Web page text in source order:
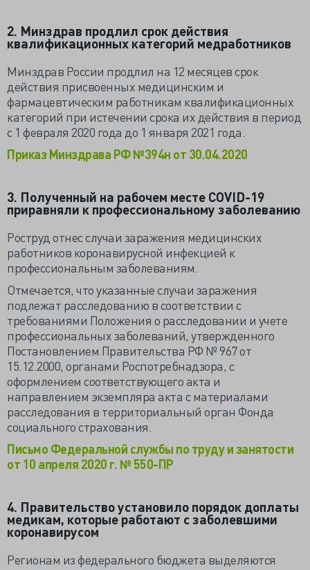
2. Минздрав продлил срок действия
квалификационных категорий медработников
Минздрав России продлил на 12 месяцев срок
действия присвоенных медицинским и
фармацевтическим работникам квалификационных
категорий при истечении срока их действия в период
с 1 февраля 2020 года до 1 января 2021 года.
Приказ Минздрава РФ №394н от 30.04.2020
3. Полученный на рабочем месте COVID-19
приравняли к профессиональному заболеванию
Роструд отнес случаи заражения медицинских
работников коронавирусной инфекцией к
профессиональным заболеваниям.
Отмечается, что указанные случаи заражения
подлежат расследованию в соответствии с
требованиями Положения о расследовании и учете
профессиональных заболеваний, утвержденного
Постановлением Правительства РФ № 967 от
15.12.2000, органами Роспотребнадзора, с
оформлением соответствующего акта и
направлением экземпляра акта с материалами
расследования в территориальный орган Фонда
социального страхования.
Письмо Федеральной службы по труду и занятости
от 10 апреля 2020 г. № 550-ПР
4. Правительство установило порядок доплаты
медикам, которые работают с заболевшими
коронавирусом
Регионам из федерального бюджета выделяются